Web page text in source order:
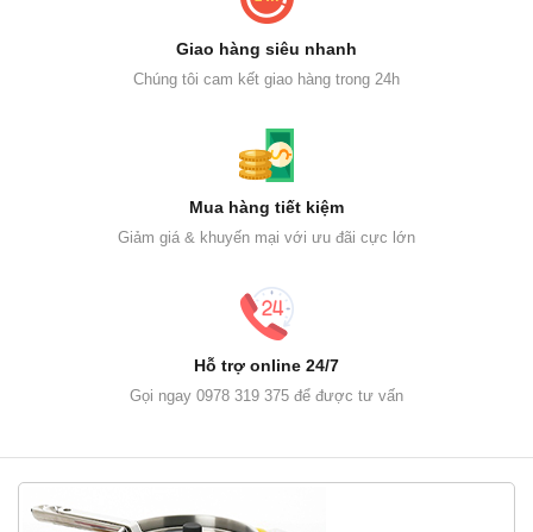
Giao hàng siêu nhanh
Chúng tôi cam kết giao hàng trong 24h
Mua hàng tiết kiệm
Giảm giá & khuyến mại với ưu đãi cực lớn
Hỗ trợ online 24/7
Gọi ngay 0978 319 375 để được tư vấn